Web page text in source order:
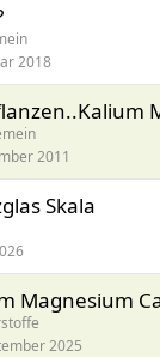
2018
2011
Skala
Magnesium
2025